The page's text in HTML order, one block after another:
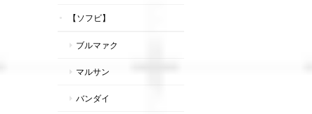
【ソフビ】
ブルマァク
マルサン
バンダイ